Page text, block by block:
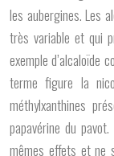
les aubergines. Les
très variable et qui
exemple d’alcaloïde
terme figure la
méthylxanthines
papavérine du
mêmes effets et ne